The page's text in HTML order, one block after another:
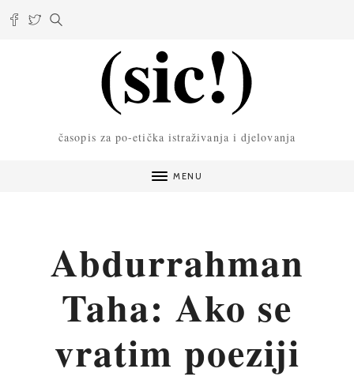
časopis za po-etička istraživanja i djelovanja
MENU
Abdurrahman
Taha: Ako se
vratim poeziji